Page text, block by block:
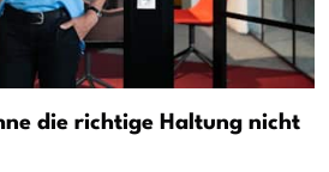
die richtige Haltung nicht